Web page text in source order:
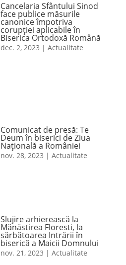
Cancelaria Sfântului Sinod
face publice măsurile
canonice împotriva
corupției aplicabile în
Biserica Ortodoxă Română
dec. 2, 2023 | Actualitate
Comunicat de presă: Te
Deum în biserici de Ziua
Naţională a României
nov. 28, 2023 | Actualitate
Slujire arhierească la
Mănăstirea Floresti, la
sărbătoarea Intrării în
biserică a Maicii Domnului
nov. 21, 2023 | Actualitate